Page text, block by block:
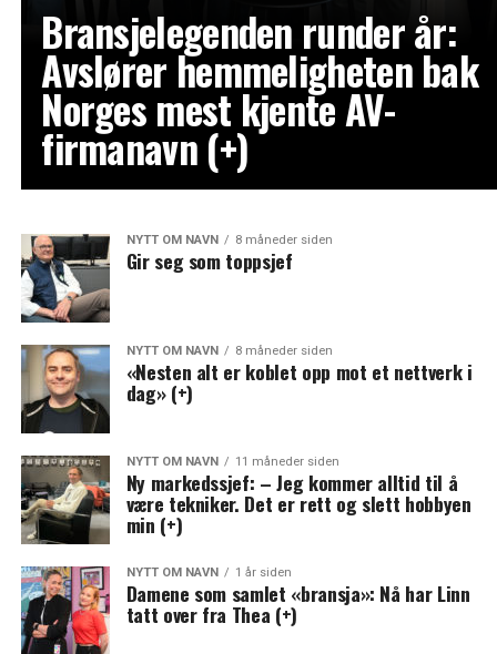
Bransjelegenden runder år:
Avslører hemmeligheten bak
Norges mest kjente AV-
firmanavn (+)
NYTT OM NAVN 8 måneder siden
Gir seg som toppsjef
NYTT OM NAVN 8 måneder siden
«Nesten alt er koblet opp mot et nettverk i
dag» (+)
NYTT OM NAVN 11 måneder siden
Ny markedssjef: – Jeg kommer alltid til å
være tekniker. Det er rett og slett hobbyen
min (+)
NYTT OM NAVN 1 år siden
Damene som samlet «bransja»: Nå har Linn
tatt over fra Thea (+)